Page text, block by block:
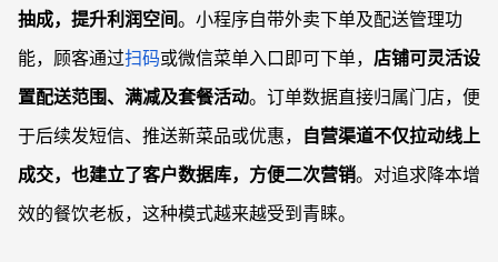
抽成，提升利润空间。小程序自带外卖下单及配送管理功
能，顾客通过扫码或微信菜单入口即可下单， 店铺可灵活设
置配送范围、满减及套餐活动。订单数据直接归属门店，便
于后续发短信、推送新菜品或优惠， 自营渠道不仅拉动线上
成交，也建立了客户数据库，方便二次营销。对追求降本增
效的餐饮老板，这种模式越来越受到青睐。